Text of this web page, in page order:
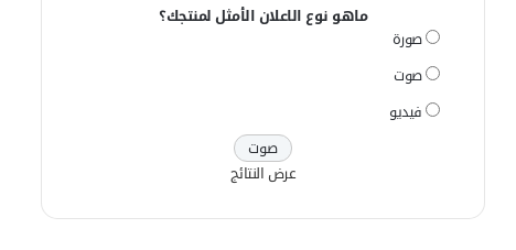
ماهو نوع الاعلان الأمثل لمنتجك؟
صورة
صوت
فيديو
عرض النتائج